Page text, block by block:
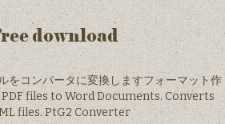
download
コンバータに変換しますフォーマット作
files to Word Documents. Converts
files. PtG2 Converter